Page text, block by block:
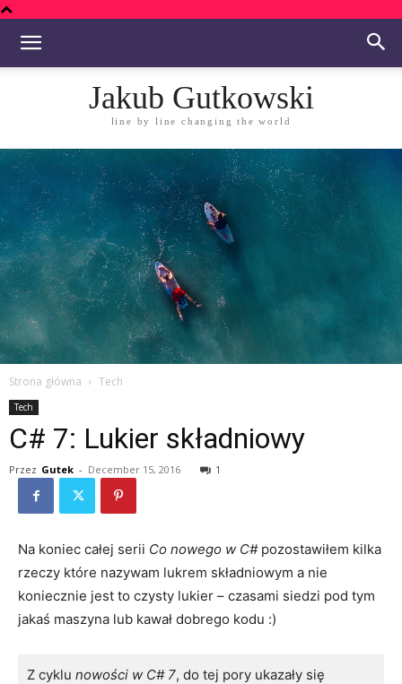
Jakub Gutkowski
line by line changing the world
Strona główna Tech
Tech
C# 7: Lukier składniowy
Przez Gutek - December 15, 2016 1
Na koniec całej serii Co nowego w C#pozostawiłem kilka
rzeczy które nazywam lukrem składniowym a nie
koniecznie jest to czysty lukier – czasami siedzi pod tym
jakaś maszyna lub kawał dobrego kodu :)
Z cyklu nowości w C# 7, do tej pory ukazały się